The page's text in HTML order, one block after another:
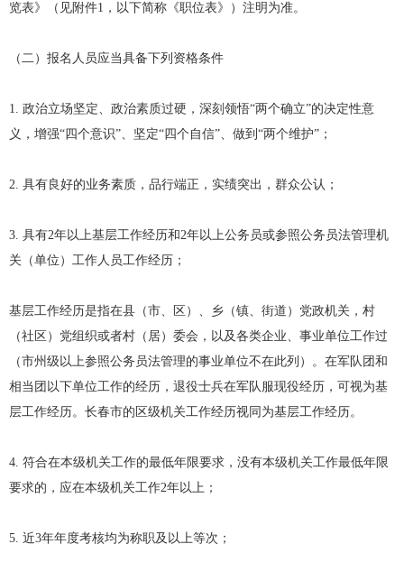
览表》（见附件1，以下简称《职位表》）注明为准。
（二）报名人员应当具备下列资格条件
1. 政治立场坚定、政治素质过硬，深刻领悟“两个确立”的决定性意
义，增强“四个意识”、坚定“四个自信”、做到“两个维护”；
2. 具有良好的业务素质，品行端正，实绩突出，群众公认；
3. 具有2年以上基层工作经历和2年以上公务员或参照公务员法管理机
关（单位）工作人员工作经历；
基层工作经历是指在县（市、区）、乡（镇、街道）党政机关，村
（社区）党组织或者村（居）委会，以及各类企业、事业单位工作过
（市州级以上参照公务员法管理的事业单位不在此列）。在军队团和
相当团以下单位工作的经历，退役士兵在军队服现役经历，可视为基
层工作经历。长春市的区级机关工作经历视同为基层工作经历。
4. 符合在本级机关工作的最低年限要求，没有本级机关工作最低年限
要求的，应在本级机关工作2年以上；
5. 近3年年度考核均为称职及以上等次；